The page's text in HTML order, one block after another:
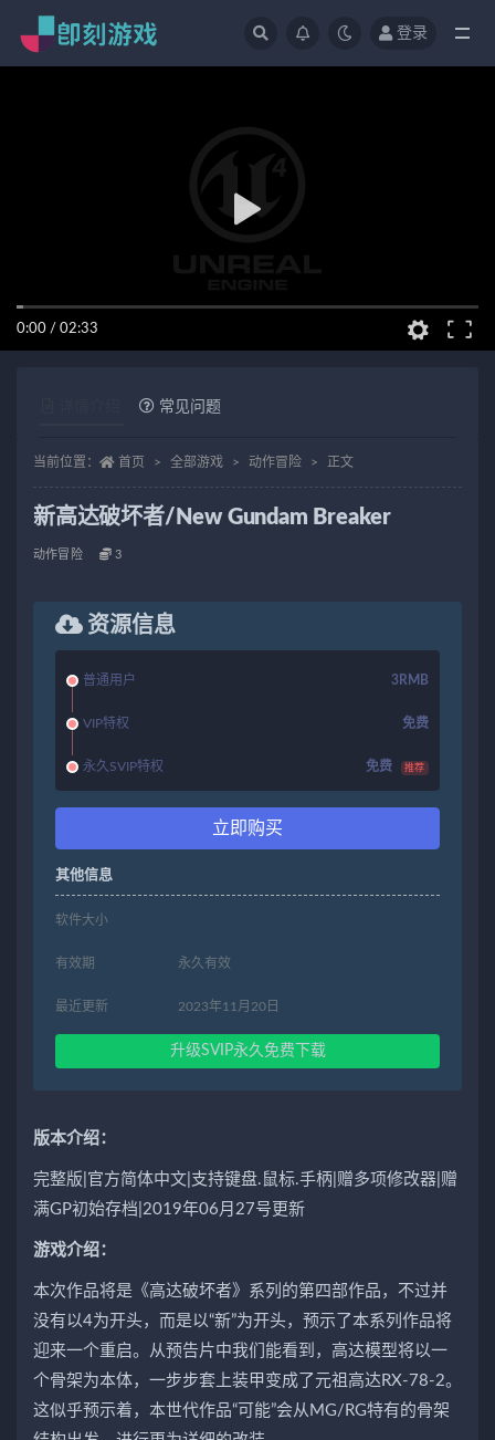
登录
0:00 / 02:33
常见问题
当前位置： 首页 全部游戏 动作冒险 正文
新高达破坏者/New Gundam Breaker
动作冒险 3
资源信息
普通用户 3RMB
VIP特权 免费
永久SVIP特权 免费 推荐
立即购买
其他信息
软件大小
有效期 永久有效
最近更新 2023年11月20日
升级SVIP永久免费下载
版本介绍：
完整版|官方简体中文|支持键盘.鼠标.手柄|赠多项修改器|赠
满GP初始存档|2019年06月27号更新
游戏介绍：
本次作品将是《高达破坏者》系列的第四部作品，不过并
没有以4为开头，而是以“新”为开头，预示了本系列作品将
迎来一个重启。从预告片中我们能看到，高达模型将以一
个骨架为本体，一步步套上装甲变成了元祖高达RX-78-2。
这似乎预示着，本世代作品“可能”会从MG/RG特有的骨架